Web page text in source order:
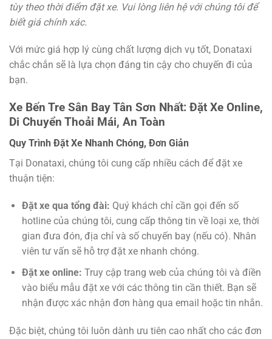
tùy theo thời điểm đặt xe. Vui lòng liên hệ với chúng tôi để
biết giá chính xác.
Với mức giá hợp lý cùng chất lượng dịch vụ tốt, Donataxi
chắc chắn sẽ là lựa chọn đáng tin cậy cho chuyến đi của
bạn.
Xe Bến Tre Sân Bay Tân Sơn Nhất: Đặt Xe Online,
Di Chuyển Thoải Mái, An Toàn
Quy Trình Đặt Xe Nhanh Chóng, Đơn Giản
Tại Donataxi, chúng tôi cung cấp nhiều cách để đặt xe
thuận tiện:
Đặt xe qua tổng đài: Quý khách chỉ cần gọi đến số
hotline của chúng tôi, cung cấp thông tin về loại xe, thời
gian đưa đón, địa chỉ và số chuyến bay (nếu có). Nhân
viên tư vấn sẽ hỗ trợ đặt xe nhanh chóng.
Đặt xe online: Truy cập trang web của chúng tôi và điền
vào biểu mẫu đặt xe với các thông tin cần thiết. Bạn sẽ
nhận được xác nhận đơn hàng qua email hoặc tin nhắn.
Đặc biệt, chúng tôi luôn dành ưu tiên cao nhất cho các đơn